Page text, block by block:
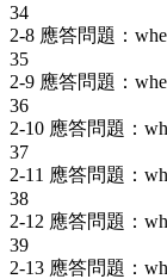
34
2-8 應答問題：
35
2-9 應答問題：
36
2-10 應答問題：
37
2-11 應答問題：
38
2-12 應答問題：
39
2-13 應答問題：